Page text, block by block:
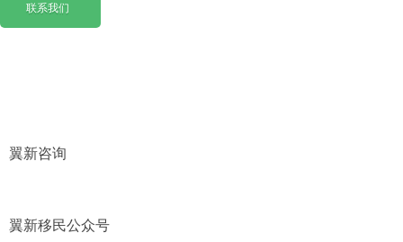
联系我们
翼新咨询
翼新移民公众号